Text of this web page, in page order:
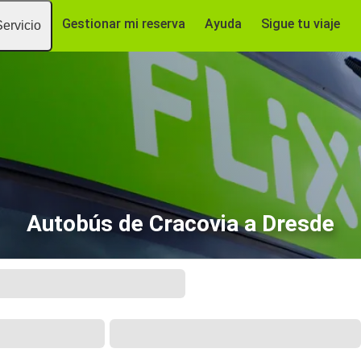
Gestionar mi reserva Ayuda Sigue tu viaje
Autobús de Cracovia a Dresde